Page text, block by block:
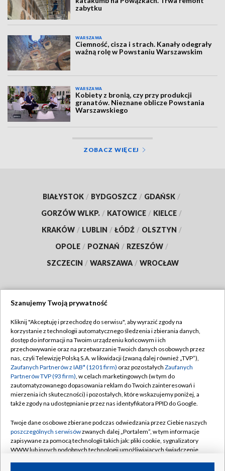
zabytku
WARSZAWA
Ciemność, cisza i strach. Kanały odegrały
ważną rolę w Powstaniu Warszawskim
WARSZAWA
Kobiety z bronią, czy przy produkcji
granatów. Nieznane oblicze Powstania
Warszawskiego
ZOBACZ WIĘCEJ
BIAŁYSTOK / BYDGOSZCZ / GDAŃSK /
GORZÓW WLKP. / KATOWICE / KIELCE /
KRAKÓW / LUBLIN / ŁÓDŹ / OLSZTYN /
OPOLE / POZNAŃ / RZESZÓW /
SZCZECIN / WARSZAWA / WROCŁAW
TVP
Abonament TVP
Emisja w TVP
Centrum informacji TVP
Naziemna Telewizja Cyfrowa
Rada Programowa
System NOS
Informacje o nadawcy
Regulamin TVP
Polityka prywatności
Moje zgody
Pomoc
Kontakt
Kanały
Szanujemy Twoją prywatność
Kliknij "Akceptuję i przechodzę do serwisu", aby wyrazić zgody na
korzystanie z technologii automatycznego śledzenia i zbierania danych,
dostęp do informacji na Twoim urządzeniu końcowym i ich
przechowywanie oraz na przetwarzanie Twoich danych osobowych przez
nas, czyli Telewizję Polską S.A. w likwidacji (zwaną dalej również „TVP”),
Zaufanych Partnerów z IAB* (1201 firm) oraz pozostałych Zaufanych
Partnerów TVP (93 firm), w celach marketingowych (w tym do
zautomatyzowanego dopasowania reklam do Twoich zainteresowań i
mierzenia ich skuteczności) i pozostałych, które wskazujemy poniżej, a
także zgody na udostępnianie przez nas identyfikatora PPID do Google.
Twoje dane osobowe zbierane podczas odwiedzania przez Ciebie naszych
poszczególnych serwisówzwanych dalej „Portalem”, w tym informacje
zapisywane za pomocą technologii takich jak: pliki cookie, sygnalizatory
WWW lub innych podobnych technologii umożliwiających świadczenie